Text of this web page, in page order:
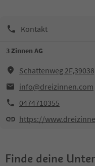
Kontakt
3 Zinnen AG
Schattenweg
info@dreizinnen.com
0474710355
https://
Finde deine